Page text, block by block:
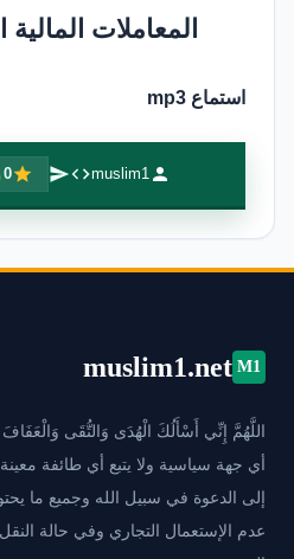
المعاملات المالية
استماع mp3
muslim1
0
M1
muslim1.net
اللَّهُمَّ إِنِّي أَسْأَلُكَ الْهُدَى وَالتُّقَى وَالْعَفَافَ
أي جهة سياسية ولا يتبع أي طائفة
إلى الدعوة في سبيل الله وجميع ما
عدم الإستعمال التجاري وفي حالة